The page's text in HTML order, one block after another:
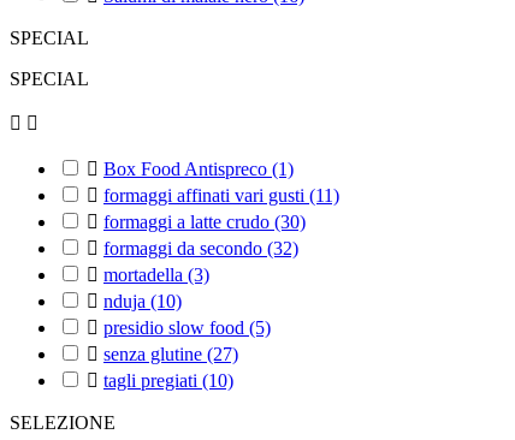
SPECIAL
SPECIAL
 
 Box Food Antispreco (1)
 formaggi affinati vari gusti (11)
 formaggi a latte crudo (30)
 formaggi da secondo (32)
 mortadella (3)
 nduja (10)
 presidio slow food (5)
 senza glutine (27)
 tagli pregiati (10)
SELEZIONE